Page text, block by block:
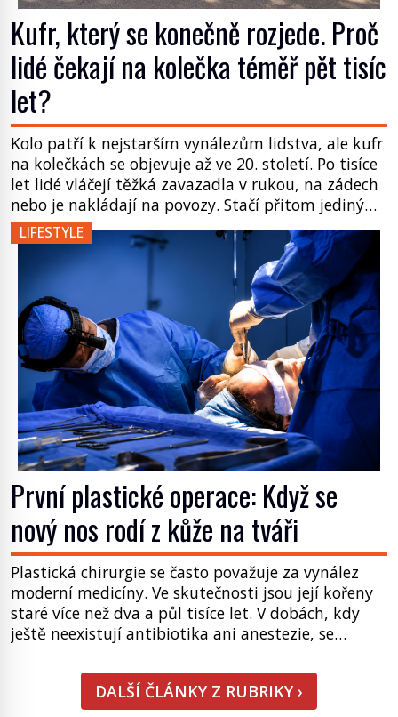
Kufr, který se konečně rozjede. Proč
lidé čekají na kolečka téměř pět tisíc
let?
Kolo patří k nejstarším vynálezům lidstva, ale kufr
na kolečkách se objevuje až ve 20. století. Po tisíce
let lidé vláčejí těžká zavazadla v rukou, na zádech
nebo je nakládají na povozy. Stačí přitom jediný
nápad, připevnit ke kufru kolečka. Jenže právě ten
nikdo dlouho nedostane. Až jednou se na letišti
ozve věta, která změní […]
LIFESTYLE
První plastické operace: Když se
nový nos rodí z kůže na tváři
Plastická chirurgie se často považuje za vynález
moderní medicíny. Ve skutečnosti jsou její kořeny
staré více než dva a půl tisíce let. V dobách, kdy
ještě neexistují antibiotika ani anestezie, se
znetvořené válkou, tresty nebo nehodami. Jejich
metody jsou překvapivě promyšlené a některé
DALŠÍ ČLÁNKY Z RUBRIKY ›